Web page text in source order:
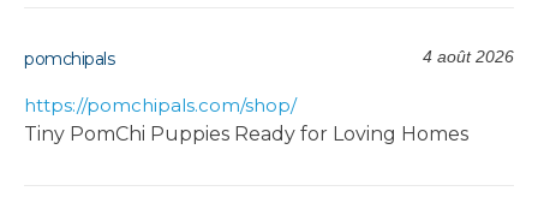
pomchipals 4 août 2026
https://pomchipals.com/shop/
Tiny PomChi Puppies Ready for Loving Homes